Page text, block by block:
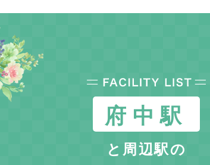
府中駅
と周辺駅の